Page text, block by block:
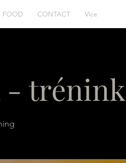
FOOD CONTACT Více
- trénink